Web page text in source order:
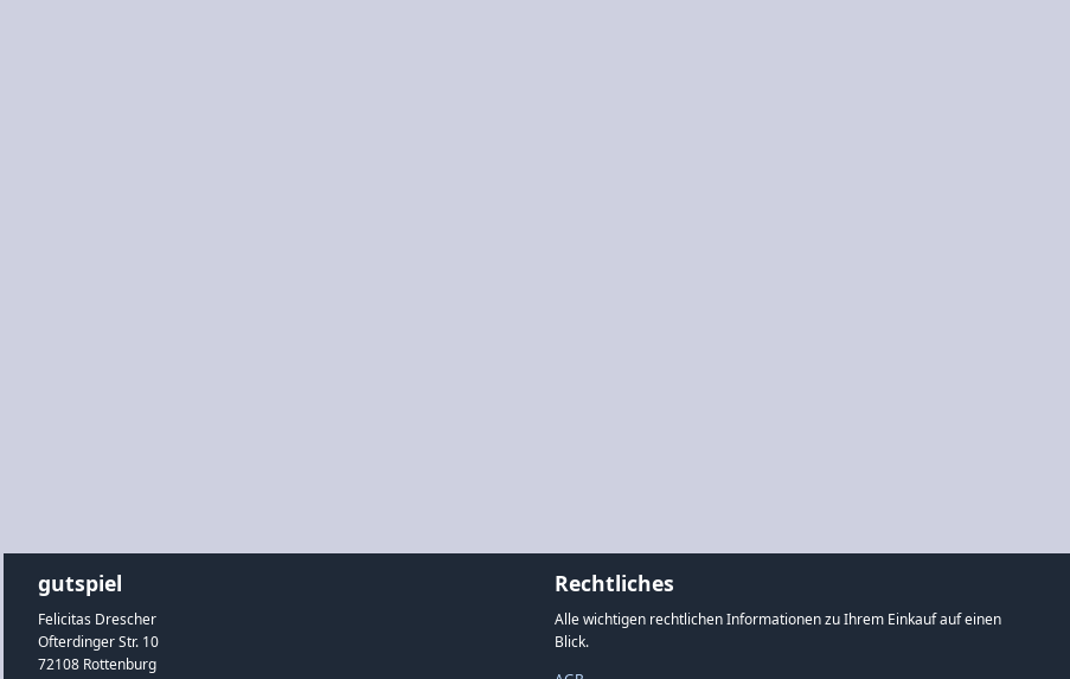
gutspiel
Felicitas Drescher
Ofterdinger Str. 10
72108 Rottenburg
Rechtliches
Alle wichtigen rechtlichen Informationen zu Ihrem Einkauf auf einen
Blick.